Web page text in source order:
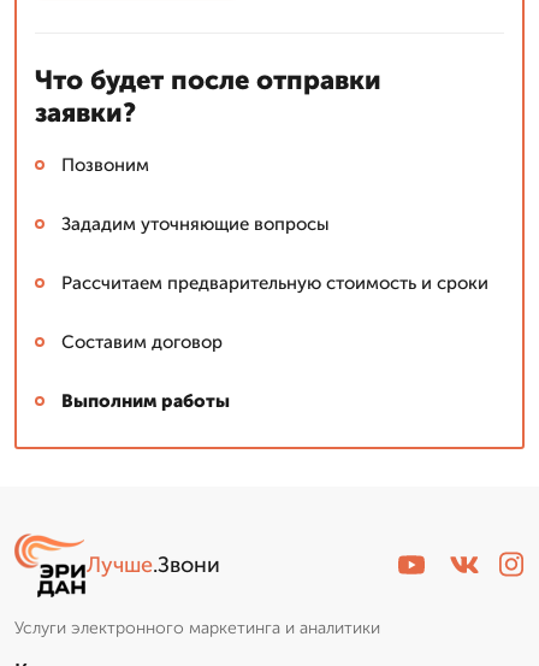
Что будет после отправки
заявки?
Позвоним
Зададим уточняющие вопросы
Рассчитаем предварительную стоимость и сроки
Составим договор
Выполним работы
Лучше.Звони
Услуги электронного маркетинга и аналитики